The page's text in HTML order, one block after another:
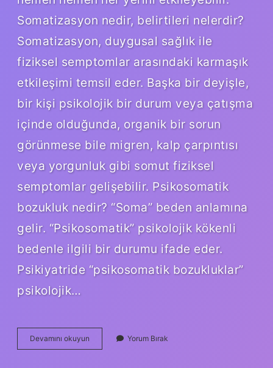
Somatizasyon nedir, belirtileri nelerdir?
Somatizasyon, duygusal sağlık ile
fiziksel semptomlar arasındaki karmaşık
etkileşimi temsil eder. Başka bir deyişle,
bir kişi psikolojik bir durum veya çatışma
içinde olduğunda, organik bir sorun
görünmese bile migren, kalp çarpıntısı
veya yorgunluk gibi somut fiziksel
semptomlar gelişebilir. Psikosomatik
bozukluk nedir? “Soma” beden anlamına
gelir. “Psikosomatik” psikolojik kökenli
bedenle ilgili bir durumu ifade eder.
Psikiyatride “psikosomatik bozukluklar”
psikolojik…
Devamını okuyun Psikosomatizasyon
Ne
Yorum Bırak